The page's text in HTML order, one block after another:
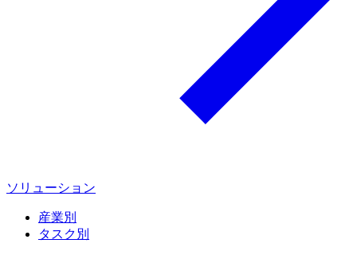
ソリューション
産業別
タスク別